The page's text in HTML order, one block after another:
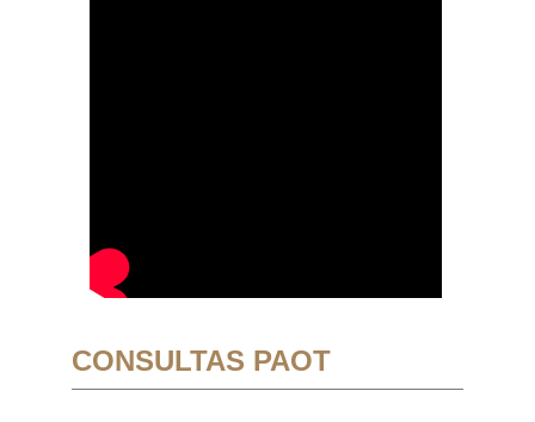
CONSULTAS PAOT